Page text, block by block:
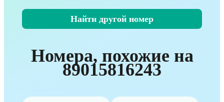
Найти другой номер
Номера, похожие на
89015816243